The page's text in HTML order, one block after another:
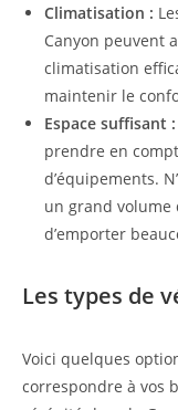
Climatisation :
Canyon peuvent
climatisation
maintenir le
Espace suffisant :
prendre en
d’équipements.
un grand volume
d’emporter
Les types de
Voici quelques
correspondre à vos